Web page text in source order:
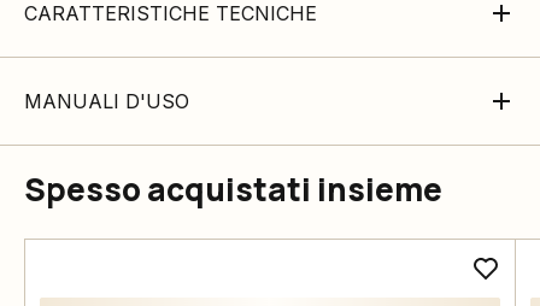
CARATTERISTICHE TECNICHE
MANUALI D'USO
Spesso acquistati insieme